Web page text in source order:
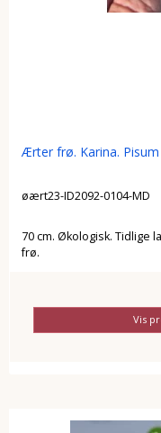
Ærter frø. Karina.
øært23-ID2092-0104-MD
70 cm. Økologisk. Tidlige
frø.
Vis